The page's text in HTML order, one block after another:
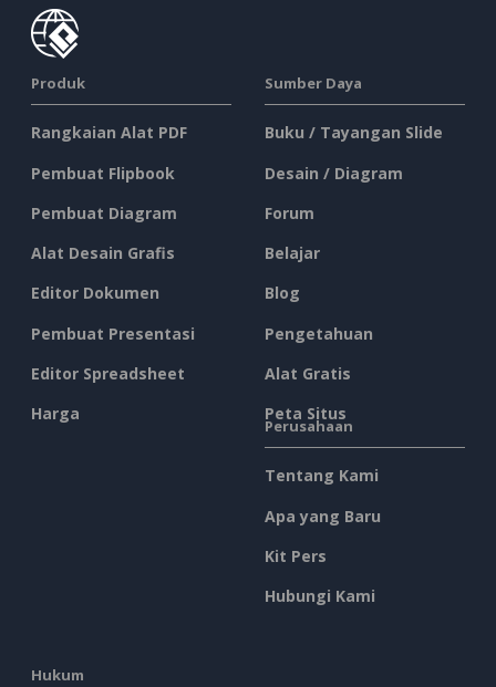
Produk
Rangkaian Alat PDF
Pembuat Flipbook
Pembuat Diagram
Alat Desain Grafis
Editor Dokumen
Pembuat Presentasi
Editor Spreadsheet
Harga
Sumber Daya
Buku / Tayangan Slide
Desain / Diagram
Forum
Belajar
Blog
Pengetahuan
Alat Gratis
Peta Situs
Perusahaan
Tentang Kami
Apa yang Baru
Kit Pers
Hubungi Kami
Hukum